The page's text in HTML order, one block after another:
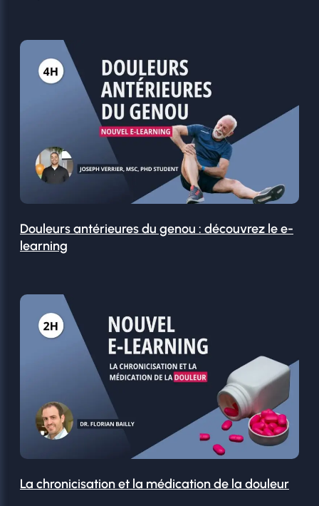
Douleurs antérieures du genou : découvrez le e-
learning
La chronicisation et la médication de la douleur